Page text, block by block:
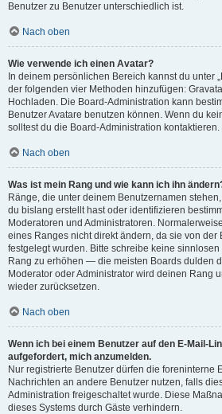
Benutzer zu Benutzer unterschiedlich ist.
Nach oben
Wie verwende ich einen Avatar?
In deinem persönlichen Bereich kannst du unter
der folgenden vier Methoden hinzufügen:
Hochladen. Die Board-Administration kann
Benutzer Avatare benutzen können. Wenn du
solltest du die Board-Administration kontaktieren.
Nach oben
Was ist mein Rang und wie kann ich ihn
Ränge, die unter deinem Benutzernamen
du bislang erstellt hast oder identifizieren
Moderatoren und Administratoren.
eines Ranges nicht direkt ändern, da sie von der
festgelegt wurden. Bitte schreibe keine
Rang zu erhöhen — die meisten Boards dulden
Moderator oder Administrator wird deinen Rang
wieder zurücksetzen.
Nach oben
Wenn ich bei einem Benutzer auf den E-Mail-
aufgefordert, mich anzumelden.
Nur registrierte Benutzer dürfen die foreninterne
Nachrichten an andere Benutzer nutzen, falls
Administration freigeschaltet wurde. Diese
dieses Systems durch Gäste verhindern.